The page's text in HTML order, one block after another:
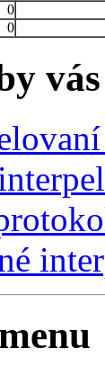
0
0